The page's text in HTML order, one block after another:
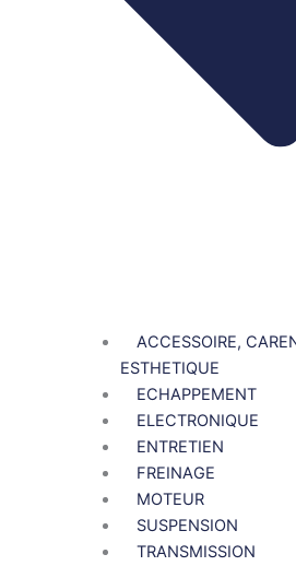
ACCESSOIRE,
ESTHETIQUE
ECHAPPEMENT
ELECTRONIQUE
ENTRETIEN
FREINAGE
MOTEUR
SUSPENSION
TRANSMISSION